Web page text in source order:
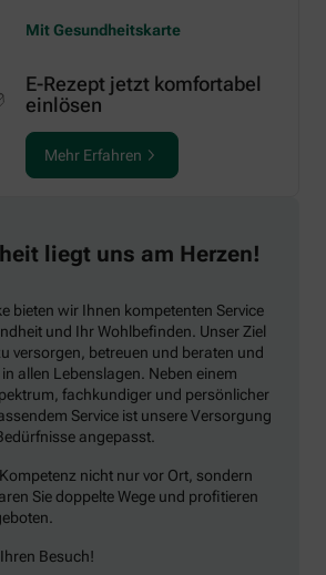
Mit Gesundheitskarte
E-Rezept jetzt komfortabel
einlösen
Mehr Erfahren
liegt uns am Herzen!
bieten wir Ihnen kompetenten Service
und Ihr Wohlbefinden. Unser Ziel
versorgen, betreuen und beraten und
allen Lebenslagen. Neben einem
fachkundiger und persönlicher
Service ist unsere Versorgung
angepasst.
nicht nur vor Ort, sondern
Sie doppelte Wege und profitieren
Besuch!